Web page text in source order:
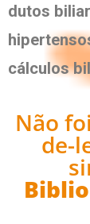
dutos
cálculos
Não
de-